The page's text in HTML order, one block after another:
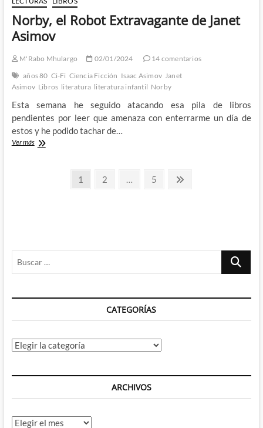
Norby, el Robot Extravagante de Janet
Asimov
M'Rabo Mhulargo 02/01/2024
14 comentarios
años 80 Ci-Fi Ciencia Ficción Isaac Asimov Janet
Asimov Libros literatura literatura infantil Norby
Esta semana he seguido atacando esa pila de libros
pendientes por leer que amenaza con enterrarme un día de
estos y he podido tachar de…
Ver másNorby,
PaginaciónPágina
1 Página
2 Página
5
Buscar
CATEGORÍAS
Categorías
ARCHIVOS
Archivos